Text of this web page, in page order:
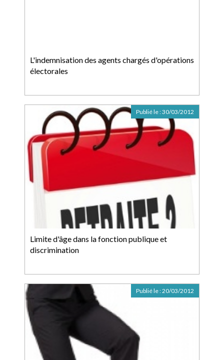
L'indemnisation des agents chargés d'opérations
électorales
Limite d'âge dans la fonction publique et
discrimination
Publié le :30/03/2012
Publié le :20/03/2012